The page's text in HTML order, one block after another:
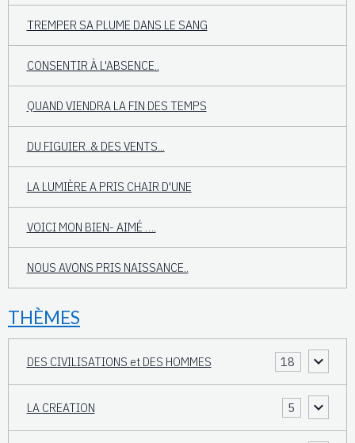
TREMPER SA PLUME DANS LE SANG
CONSENTIR À L'ABSENCE..
QUAND VIENDRA LA FIN DES TEMPS
DU FIGUIER..& DES VENTS...
LA LUMIÈRE A PRIS CHAIR D'UNE
VOICI MON BIEN- AIMÉ ….
NOUS AVONS PRIS NAISSANCE..
THÈMES
DES CIVILISATIONS et DES HOMMES 18
LA CREATION 5